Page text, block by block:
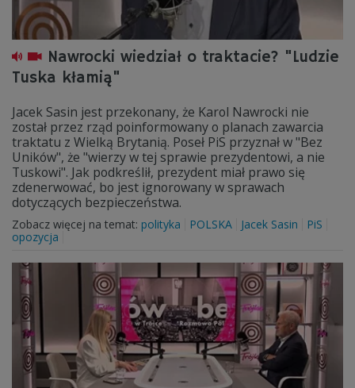
Nawrocki wiedział o traktacie? "Ludzie
Tuska kłamią"
Jacek Sasin jest przekonany, że Karol Nawrocki nie
został przez rząd poinformowany o planach zawarcia
traktatu z Wielką Brytanią. Poseł PiS przyznał w "Bez
Uników", że "wierzy w tej sprawie prezydentowi, a nie
Tuskowi". Jak podkreślił, prezydent miał prawo się
zdenerwować, bo jest ignorowany w sprawach
dotyczących bezpieczeństwa.
Zobacz więcej na temat: polityka POLSKA Jacek Sasin
PiS
opozycja